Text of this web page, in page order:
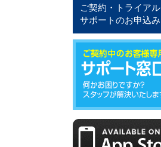
ご契約・トライアル
サポートのお申込み